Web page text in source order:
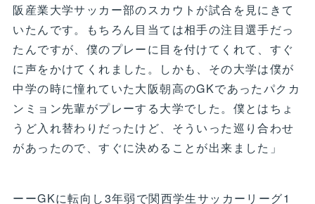
阪産業大学サッカー部のスカウトが試合を見にきて
いたんです。もちろん目当ては相手の注目選手だっ
たんですが、僕のプレーに目を付けてくれて、すぐ
に声をかけてくれました。しかも、その大学は僕が
中学の時に憧れていた大阪朝高のGKであったパクカ
ンミョン先輩がプレーする大学でした。僕とはちょ
うど入れ替わりだったけど、そういった巡り合わせ
があったので、すぐに決めることが出来ました」
ーーGKに転向し3年弱で関西学生サッカーリーグ1